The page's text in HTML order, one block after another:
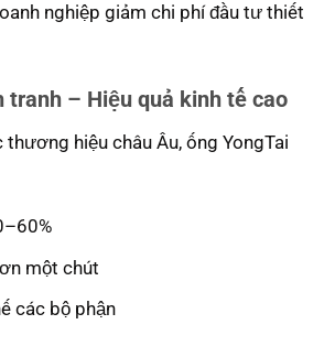
nghiệp giảm chi phí đầu tư thiết
tranh – Hiệu quả kinh tế cao
hiệu châu Âu, ống YongTai
một chút
các bộ phận